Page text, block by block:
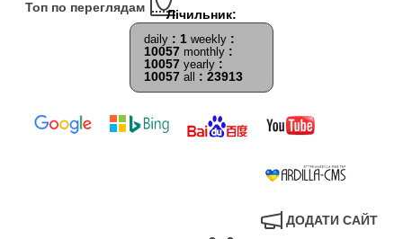
Топ по переглядам
daily : 1 weekly :
10057 monthly :
10057 yearly :
10057 all : 23913
ДОДАТИ САЙТ